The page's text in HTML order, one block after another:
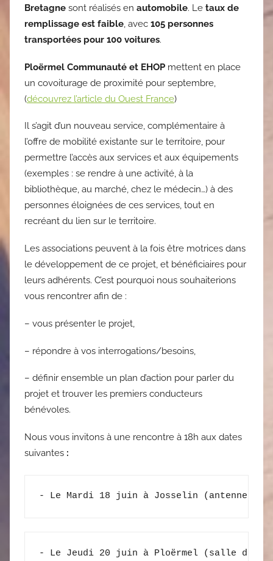
Bretagne sont réalisés en automobile. Le taux de
remplissage est faible, avec 105 personnes
transportées pour 100 voitures.
Ploërmel Communauté et EHOP mettent en place
un covoiturage de proximité pour septembre,
(découvrez l’article du Ouest France)
Il s’agit d’un nouveau service, complémentaire à
l’offre de mobilité existante sur le territoire, pour
permettre l’accès aux services et aux équipements
(exemples : se rendre à une activité, à la
bibliothèque, au marché, chez le médecin…) à des
personnes éloignées de ces services, tout en
recréant du lien sur le territoire.
Les associations peuvent à la fois être motrices dans
le développement de ce projet, et bénéficiaires pour
leurs adhérents. C’est pourquoi nous souhaiterions
vous rencontrer afin de :
– vous présenter le projet,
– répondre à vos interrogations/besoins,
– définir ensemble un plan d’action pour parler du
projet et trouver les premiers conducteurs
bénévoles.
Nous vous invitons à une rencontre à 18h aux dates
suivantes :
- Le Mardi 18 juin à Josselin (antenne
- Le Jeudi 20 juin à Ploërmel (salle des